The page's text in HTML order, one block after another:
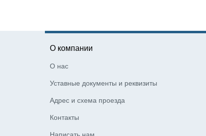
О компании
О нас
Уставные документы и реквизиты
Адрес и схема проезда
Контакты